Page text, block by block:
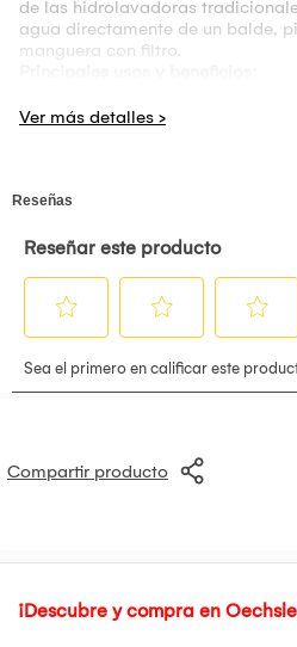
de las hidrolavadoras
agua directamente de un balde,
manguera con filtro.
Lavado de Vehículos:
paredes exteriores, cercas y
alcance o limpiar herramientas de
de camping o usar en lugares sin
Accesorios Incluidos:
Viene con
(para generar espuma), varias
Compartir producto
¡Descubre y compra en